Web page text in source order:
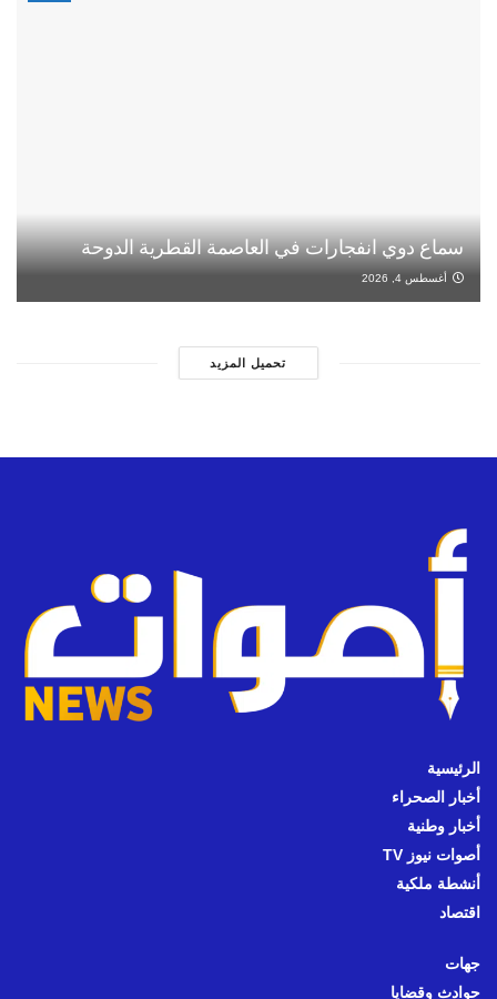
سماع دوي انفجارات في العاصمة القطرية الدوحة
أغسطس 4, 2026
تحميل المزيد
الرئيسية
أخبار الصحراء
أخبار وطنية
أصوات نيوز TV
أنشطة ملكية
اقتصاد
جهات
حوادث وقضايا